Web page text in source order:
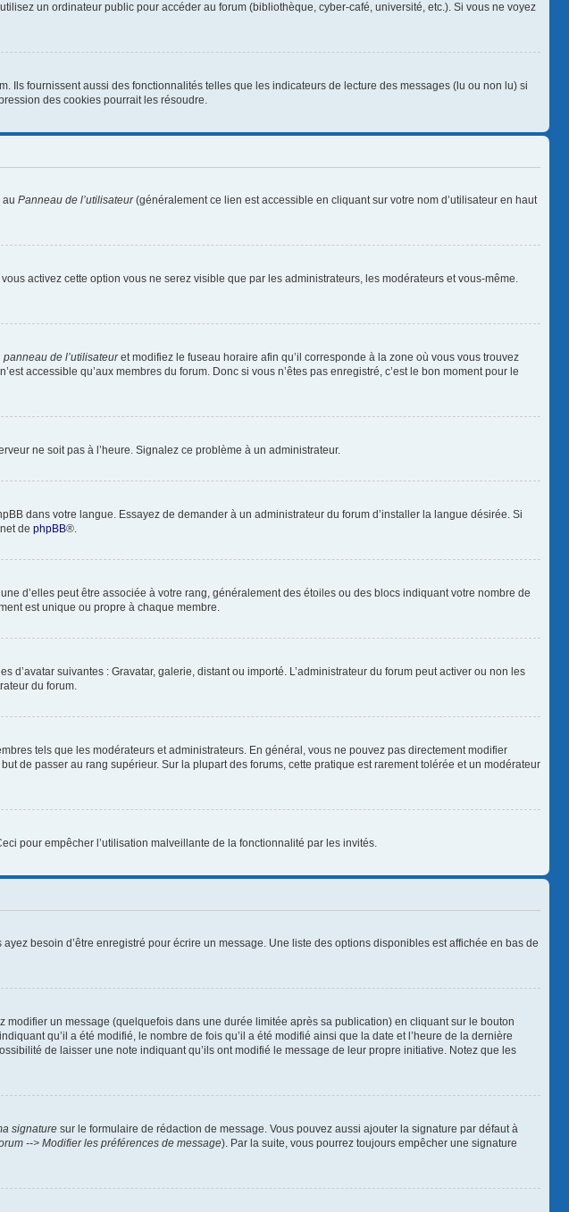
un ordinateur public pour accéder au forum (bibliothèque, cyber-café, université, etc.). Si vous ne voyez
Ils fournissent aussi des fonctionnalités telles que les indicateurs de lecture des messages (lu ou non lu) si
des cookies pourrait les résoudre.
au Panneau de l’utilisateur(généralement ce lien est accessible en cliquant sur votre nom d’utilisateur en haut
vous activez cette option vous ne serez visible que par les administrateurs, les modérateurs et vous-même.
panneau de l’utilisateuret modifiez le fuseau horaire afin qu’il corresponde à la zone où vous vous trouvez
accessible qu’aux membres du forum. Donc si vous n’êtes pas enregistré, c’est le bon moment pour le
ne soit pas à l’heure. Signalez ce problème à un administrateur.
dans votre langue. Essayez de demander à un administrateur du forum d’installer la langue désirée. Si
de phpBB®.
d’elles peut être associée à votre rang, généralement des étoiles ou des blocs indiquant votre nombre de
est unique ou propre à chaque membre.
suivantes : Gravatar, galerie, distant ou importé. L’administrateur du forum peut activer ou non les
du forum.
tels que les modérateurs et administrateurs. En général, vous ne pouvez pas directement modifier
de passer au rang supérieur. Sur la plupart des forums, cette pratique est rarement tolérée et un modérateur
pour empêcher l’utilisation malveillante de la fonctionnalité par les invités.
besoin d’être enregistré pour écrire un message. Une liste des options disponibles est affichée en bas de
un message (quelquefois dans une durée limitée après sa publication) en cliquant sur le bouton
qu’il a été modifié, le nombre de fois qu’il a été modifié ainsi que la date et l’heure de la dernière
de laisser une note indiquant qu’ils ont modifié le message de leur propre initiative. Notez que les
signature sur le formulaire de rédaction de message. Vous pouvez aussi ajouter la signature par défaut à
--> Modifier les préférences de message). Par la suite, vous pourrez toujours empêcher une signature